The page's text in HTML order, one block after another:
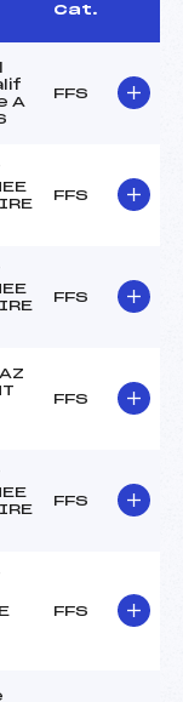
Cat.
A
FFS
FFS
FFS
FFS
FFS
FFS